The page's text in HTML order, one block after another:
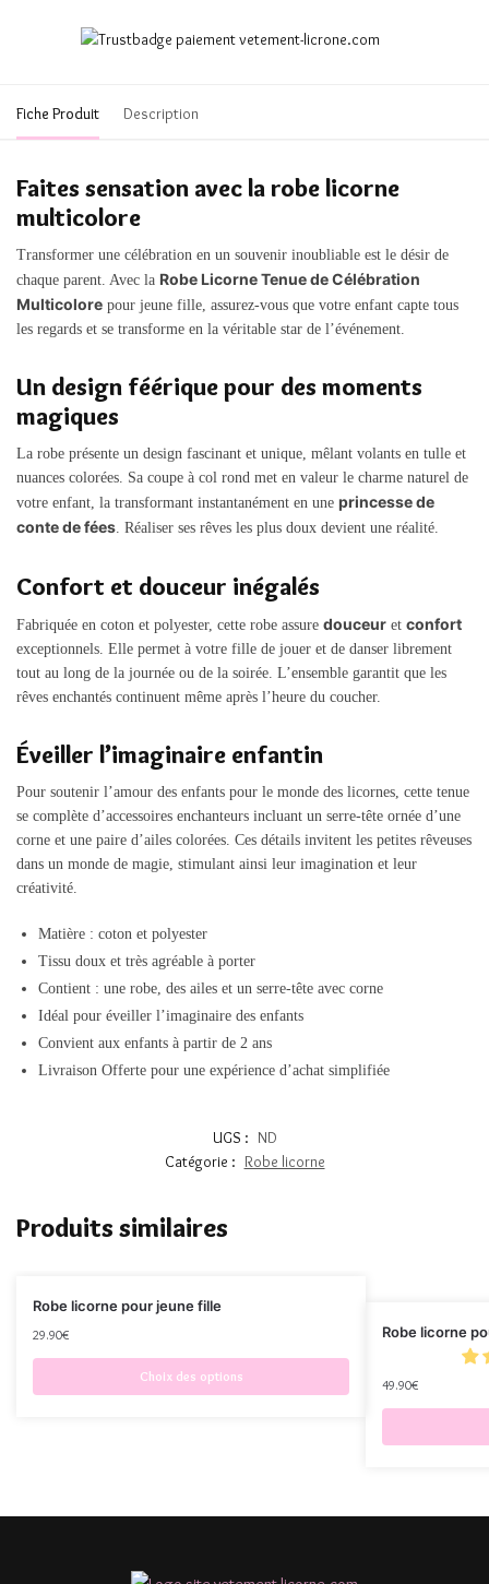
Fiche Produit Description
Faites sensation avec la robe licorne
multicolore
Transformer une célébration en un souvenir inoubliable est le désir de
chaque parent. Avec la Robe Licorne Tenue de Célébration
Multicolore pour jeune fille, assurez-vous que votre enfant capte tous
les regards et se transforme en la véritable star de l’événement.
Un design féérique pour des moments
magiques
La robe présente un design fascinant et unique, mêlant volants en tulle et
nuances colorées. Sa coupe à col rond met en valeur le charme naturel de
votre enfant, la transformant instantanément en une princesse de
conte de fées. Réaliser ses rêves les plus doux devient une réalité.
Confort et douceur inégalés
Fabriquée en coton et polyester, cette robe assure douceur et confort
exceptionnels. Elle permet à votre fille de jouer et de danser librement
tout au long de la journée ou de la soirée. L’ensemble garantit que les
rêves enchantés continuent même après l’heure du coucher.
Éveiller l’imaginaire enfantin
Pour soutenir l’amour des enfants pour le monde des licornes, cette tenue
se complète d’accessoires enchanteurs incluant un serre-tête ornée d’une
corne et une paire d’ailes colorées. Ces détails invitent les petites rêveuses
dans un monde de magie, stimulant ainsi leur imagination et leur
créativité.
Matière : coton et polyester
Tissu doux et très agréable à porter
Contient : une robe, des ailes et un serre-tête avec corne
Idéal pour éveiller l’imaginaire des enfants
Convient aux enfants à partir de 2 ans
Livraison Offerte pour une expérience d’achat simplifiée
UGS : ND
Catégorie : Robe licorne
Produits similaires
Robe licorne pour jeune fille
29.90€
Choix des options
Robe licorne
49.90€